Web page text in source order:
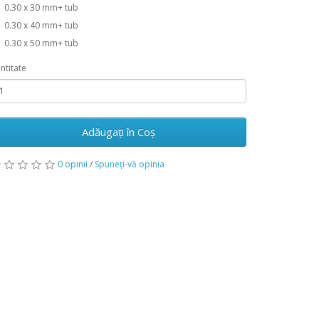
0.30 x 30 mm+ tub
0.30 x 40 mm+ tub
0.30 x 50 mm+ tub
Adăugați în Coş
0 opinii / Spuneţi-vă opinia